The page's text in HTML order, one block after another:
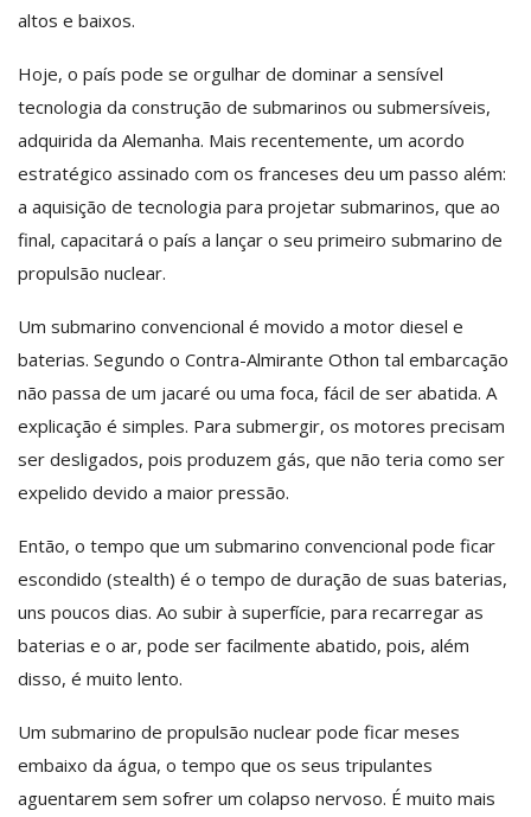
altos e baixos.
Hoje, o país pode se orgulhar de dominar a sensível
tecnologia da construção de submarinos ou submersíveis,
adquirida da Alemanha. Mais recentemente, um acordo
estratégico assinado com os franceses deu um passo além:
a aquisição de tecnologia para projetar submarinos, que ao
final, capacitará o país a lançar o seu primeiro submarino de
propulsão nuclear.
Um submarino convencional é movido a motor diesel e
baterias. Segundo o Contra-Almirante Othon tal embarcação
não passa de um jacaré ou uma foca, fácil de ser abatida. A
explicação é simples. Para submergir, os motores precisam
ser desligados, pois produzem gás, que não teria como ser
expelido devido a maior pressão.
Então, o tempo que um submarino convencional pode ficar
escondido (stealth) é o tempo de duração de suas baterias,
uns poucos dias. Ao subir à superfície, para recarregar as
baterias e o ar, pode ser facilmente abatido, pois, além
disso, é muito lento.
Um submarino de propulsão nuclear pode ficar meses
embaixo da água, o tempo que os seus tripulantes
aguentarem sem sofrer um colapso nervoso. É muito mais